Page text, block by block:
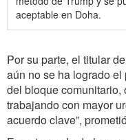
aceptable en Doha.
Por su parte, el titular
aún no se ha logrado
del bloque comunitario,
trabajando con mayor
acuerdo clave”,